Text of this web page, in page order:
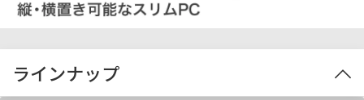
ラインナップ